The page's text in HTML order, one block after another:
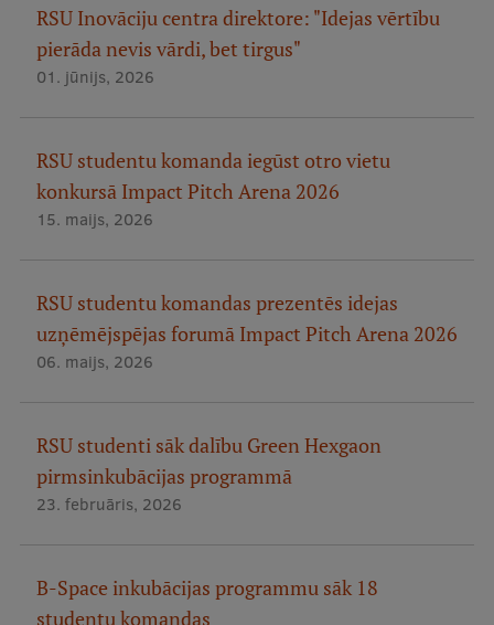
RSU Inovāciju centra direktore: "Idejas vērtību
pierāda nevis vārdi, bet tirgus"
01. jūnijs, 2026
RSU studentu komanda iegūst otro vietu
konkursā Impact Pitch Arena 2026
15. maijs, 2026
RSU studentu komandas prezentēs idejas
uzņēmējspējas forumā Impact Pitch Arena 2026
06. maijs, 2026
RSU studenti sāk dalību Green Hexgaon
pirmsinkubācijas programmā
23. februāris, 2026
B-Space inkubācijas programmu sāk 18
studentu komandas